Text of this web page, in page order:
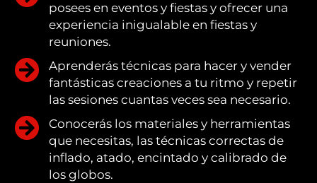
posees en eventos y fiestas y ofrecer una
experiencia inigualable en fiestas y
reuniones.
Aprenderás técnicas para hacer y vender
fantásticas creaciones a tu ritmo y repetir
las sesiones cuantas veces sea necesario.
Conocerás los materiales y herramientas
que necesitas, las técnicas correctas de
inflado, atado, encintado y calibrado de
los globos.